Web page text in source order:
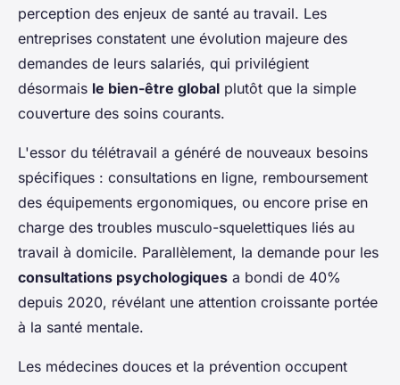
perception des enjeux de santé au travail. Les
entreprises constatent une évolution majeure des
demandes de leurs salariés, qui privilégient
désormais le bien-être global plutôt que la simple
couverture des soins courants.
L'essor du télétravail a généré de nouveaux besoins
spécifiques : consultations en ligne, remboursement
des équipements ergonomiques, ou encore prise en
charge des troubles musculo-squelettiques liés au
travail à domicile. Parallèlement, la demande pour les
consultations psychologiques a bondi de 40%
depuis 2020, révélant une attention croissante portée
à la santé mentale.
Les médecines douces et la prévention occupent